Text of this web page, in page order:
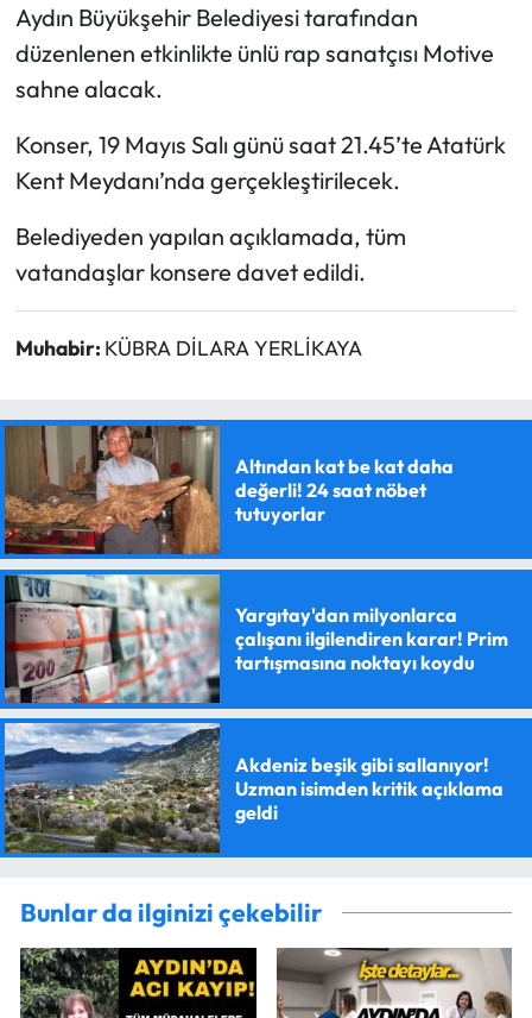
Aydın Büyükşehir Belediyesi tarafından
düzenlenen etkinlikte ünlü rap sanatçısı Motive
sahne alacak.
Konser, 19 Mayıs Salı günü saat 21.45’te Atatürk
Kent Meydanı’nda gerçekleştirilecek.
Belediyeden yapılan açıklamada, tüm
vatandaşlar konsere davet edildi.
Muhabir: KÜBRA DİLARA YERLİKAYA
Altından kat be kat daha
değerli! 24 saat nöbet
tutuyorlar
Yargıtay'dan milyonlarca
çalışanı ilgilendiren karar! Prim
tartışmasına noktayı koydu
Akdeniz beşik gibi sallanıyor!
Uzman isimden kritik açıklama
geldi
Bunlar da ilginizi çekebilir